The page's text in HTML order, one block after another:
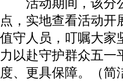
活动期间，该分
点，实地查看活动开
值守人员，叮嘱大家
力以赴守护群众五一
度、更具保障。（简